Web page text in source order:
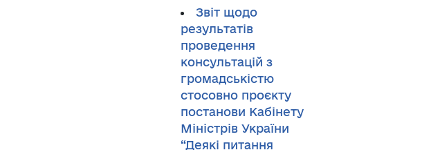
Звіт щодо
результатів
проведення
консультацій з
громадськістю
стосовно проєкту
постанови Кабінету
Міністрів України
“Деякі питання